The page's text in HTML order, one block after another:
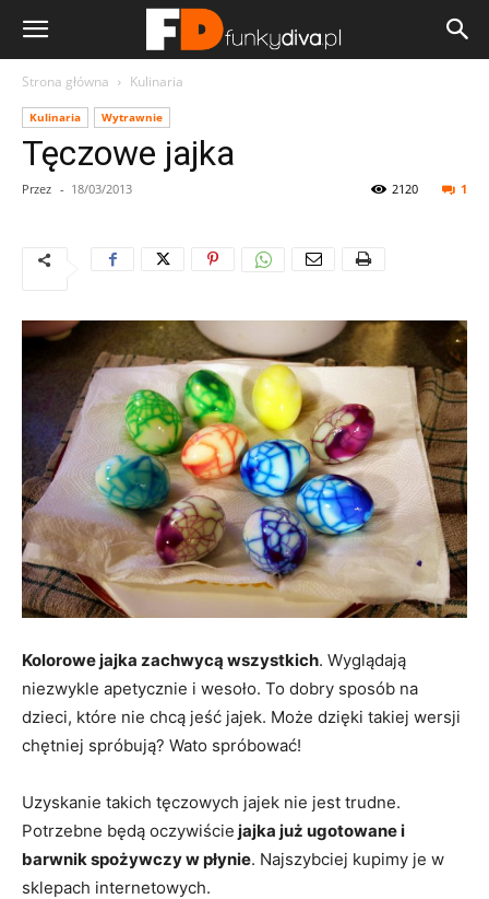
Strona główna Kulinaria
Kulinaria Wytrawnie
Tęczowe jajka
Przez - 18/03/2013 1
2120
Kolorowe jajka zachwycą wszystkich. Wyglądają
niezwykle apetycznie i wesoło. To dobry sposób na
dzieci, które nie chcą jeść jajek. Może dzięki takiej wersji
chętniej spróbują? Wato spróbować!
Uzyskanie takich tęczowych jajek nie jest trudne.
Potrzebne będą oczywiście jajka już ugotowane i
barwnik spożywczy w płynie. Najszybciej kupimy je w
sklepach internetowych.